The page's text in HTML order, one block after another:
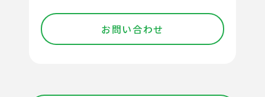
お問い合わせ